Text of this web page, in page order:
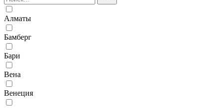
Алматы
Бамберг
Бари
Вена
Венеция